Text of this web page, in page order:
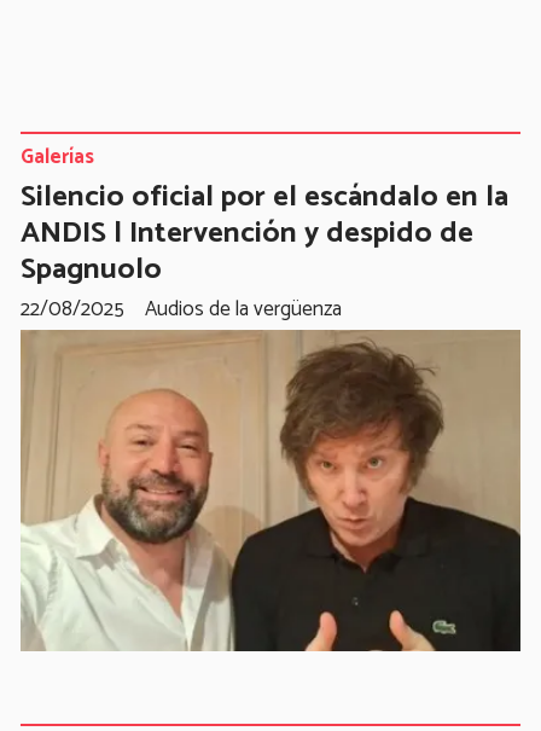
Silencio oficial por el escándalo en la
ANDIS | Intervención y despido de
Spagnuolo
Audios de la vergüenza
Galerías
22/08/2025